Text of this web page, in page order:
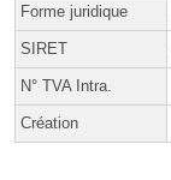
Forme juridique
SIRET
N° TVA Intra.
Création